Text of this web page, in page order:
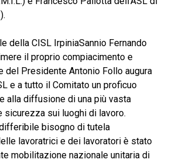
della CISL IrpiniaSannio Fernando
il proprio compiacimento e
del Presidente Antonio Follo augura
e a tutto il Comitato un proficuo
alla diffusione di una più vasta
sicurezza sui luoghi di lavoro.
bisogno di tutela
lavoratrici e dei lavoratori è stato
mobilitazione nazionale unitaria di